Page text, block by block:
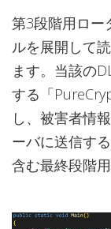
第3段階用ロー
ルを展開して
ます。当該の
する「
し、被害者情
ーバに送信す
含む最終段階